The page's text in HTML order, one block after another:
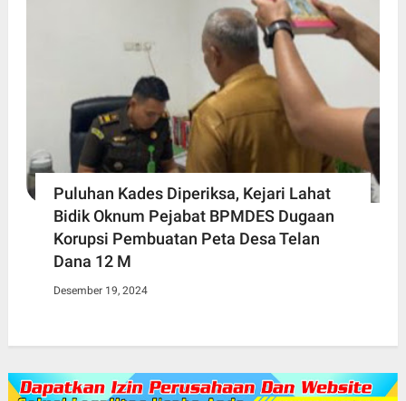
Puluhan Kades Diperiksa, Kejari Lahat
Bidik Oknum Pejabat BPMDES Dugaan
Korupsi Pembuatan Peta Desa Telan
Dana 12 M
Desember 19, 2024